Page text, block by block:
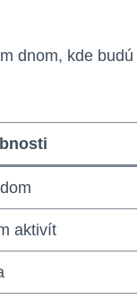
dnom, kde
aktivít